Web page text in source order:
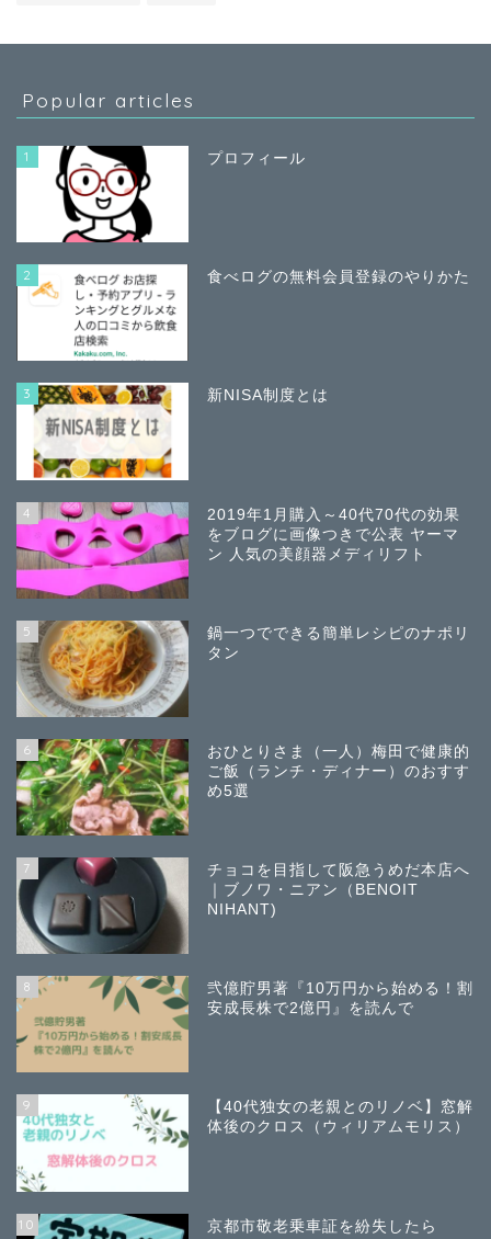
Popular articles
1 プロフィール
2 食べログの無料会員登録のやりかた
3 新NISA制度とは
4
2019年1月購入～40代70代の効果
をブログに画像つきで公表 ヤーマ
ン 人気の美顔器メディリフト
5
鍋一つでできる簡単レシピのナポリ
タン
6
おひとりさま（一人）梅田で健康的
ご飯（ランチ・ディナー）のおすす
め5選
7
チョコを目指して阪急うめだ本店へ
｜ブノワ・ニアン（BENOIT
NIHANT)
8
弐億貯男著『10万円から始める！割
安成長株で2億円』を読んで
9
【40代独女の老親とのリノベ】窓解
体後のクロス（ウィリアムモリス）
10 京都市敬老乗車証を紛失したら